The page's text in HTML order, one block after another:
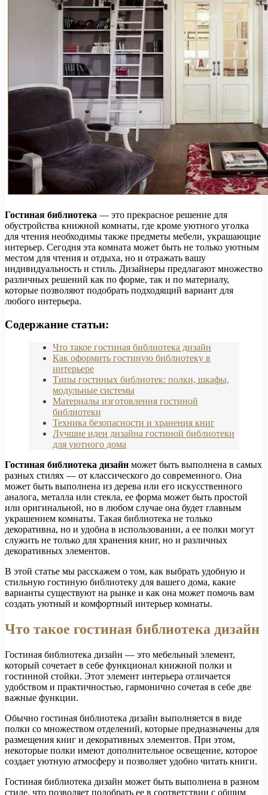
Гостиная библиотека — это прекрасное решение для
обустройства книжной комнаты, где кроме уютного уголка
для чтения необходимы также предметы мебели, украшающие
интерьер. Сегодня эта комната может быть не только уютным
местом для чтения и отдыха, но и отражать вашу
индивидуальность и стиль. Дизайнеры предлагают множество
различных решений как по форме, так и по материалу,
которые позволяют подобрать подходящий вариант для
любого интерьера.
Содержание статьи:
Что такое гостиная библиотека дизайн
Как оформить гостиную библиотеку в
интерьере
Типы гостиных библиотек: полки, шкафы,
модульные системы
Материалы изготовления гостиной
библиотеки
Техника безопасности и хранения книг
Лучшие идеи дизайна гостиной библиотеки
для уютного дома
Гостиная библиотека дизайн может быть выполнена в самых
разных стилях — от классического до современного. Она
может быть выполнена из дерева или его искусственного
аналога, металла или стекла, ее форма может быть простой
или оригинальной, но в любом случае она будет главным
украшением комнаты. Такая библиотека не только
декоративна, но и удобна в использовании, а ее полки могут
служить не только для хранения книг, но и различных
декоративных элементов.
В этой статье мы расскажем о том, как выбрать удобную и
стильную гостиную библиотеку для вашего дома, какие
варианты существуют на рынке и как она может помочь вам
создать уютный и комфортный интерьер комнаты.
Что такое гостиная библиотека дизайн
Гостиная библиотека дизайн — это мебельный элемент,
который сочетает в себе функционал книжной полки и
гостинной стойки. Этот элемент интерьера отличается
удобством и практичностью, гармонично сочетая в себе две
важные функции.
Обычно гостиная библиотека дизайн выполняется в виде
полки со множеством отделений, которые предназначены для
размещения книг и декоративных элементов. При этом,
некоторые полки имеют дополнительное освещение, которое
создает уютную атмосферу и позволяет удобно читать книги.
Гостиная библиотека дизайн может быть выполнена в разном
стиле, что позволяет подобрать ее в соответствии с общим